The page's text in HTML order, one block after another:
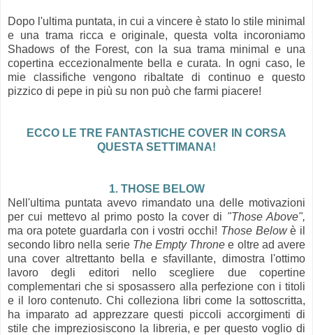
Dopo l'ultima puntata, in cui a vincere è stato lo stile minimal
e una trama ricca e originale, questa volta incoroniamo
Shadows of the Forest, con la sua trama minimal e una
copertina eccezionalmente bella e curata. In ogni caso, le
mie classifiche vengono ribaltate di continuo e questo
pizzico di pepe in più su non può che farmi piacere!
ECCO LE TRE FANTASTICHE COVER IN CORSA
QUESTA SETTIMANA!
1. THOSE BELOW
Nell'ultima puntata avevo rimandato una delle motivazioni
per cui mettevo al primo posto la cover di "Those Above",
ma ora potete guardarla con i vostri occhi! Those Belowè il
secondo libro nella serie The Empty Throne e oltre ad avere
una cover altrettanto bella e sfavillante, dimostra l'ottimo
lavoro degli editori nello scegliere due copertine
complementari che si sposassero alla perfezione con i titoli
e il loro contenuto. Chi colleziona libri come la sottoscritta,
ha imparato ad apprezzare questi piccoli accorgimenti di
stile che impreziosiscono la libreria, e per questo voglio di